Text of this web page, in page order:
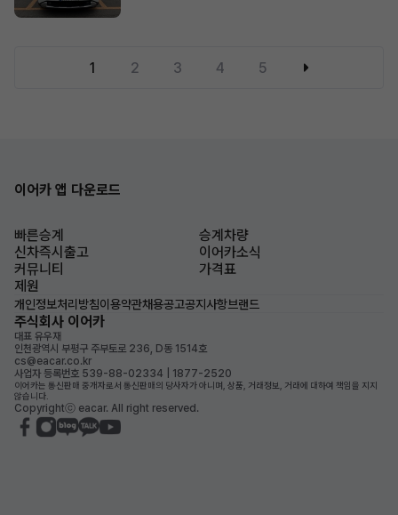
1 2 3 4 5
이어카 앱 다운로드
빠른승계
승계차량
신차즉시출고
이어카소식
커뮤니티
가격표
제원
개인정보처리방침이용약관채용공고공지사항브랜드
주식회사 이어카
대표 유우재
인천광역시 부평구 주부토로 236, D동 1514호
cs@eacar.co.kr
사업자 등록번호 539-88-02334 | 1877-2520
이어카는 통신판매 중개자로서 통신판매의 당사자가 아니며, 상품, 거래정보, 거래에 대하여 책임을 지지
않습니다.
Copyrightⓒ eacar. All right reserved.